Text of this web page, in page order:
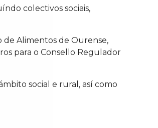
colectivos sociais,
de Alimentos de Ourense,
para o Consello Regulador
social e rural, así como